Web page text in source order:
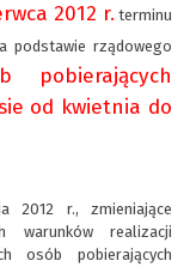
2012 r. terminu
podstawie rządowego
pobierających
od kwietnia do
2012 r., zmieniające
warunków realizacji
osób pobierających